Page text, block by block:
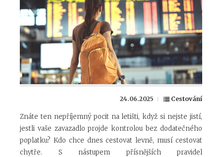
24.06.2025 Cestování
Znáte ten nepříjemný pocit na letišti, když si nejste jistí,
jestli vaše zavazadlo projde kontrolou bez dodatečného
poplatku? Kdo chce dnes cestovat levně, musí cestovat
chytře. S nástupem přísnějších pravidel